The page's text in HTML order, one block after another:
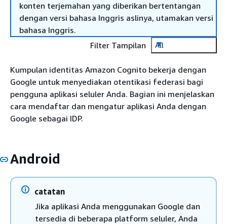
konten terjemahan yang diberikan bertentangan
dengan versi bahasa Inggris aslinya, utamakan versi
bahasa Inggris.
Filter Tampilan
All
Kumpulan identitas Amazon Cognito bekerja dengan
Google untuk menyediakan otentikasi federasi bagi
pengguna aplikasi seluler Anda. Bagian ini menjelaskan
cara mendaftar dan mengatur aplikasi Anda dengan
Google sebagai IDP.
Android
catatan
Jika aplikasi Anda menggunakan Google dan
tersedia di beberapa platform seluler, Anda